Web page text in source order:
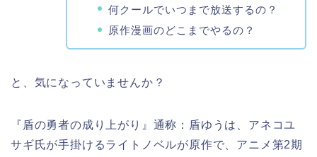
何クールでいつまで放送するの？
原作漫画のどこまでやるの？
と、気になっていませんか？
『盾の勇者の成り上がり』通称：盾ゆうは、アネコユ
サギ氏が手掛けるライトノベルが原作で、アニメ第2期